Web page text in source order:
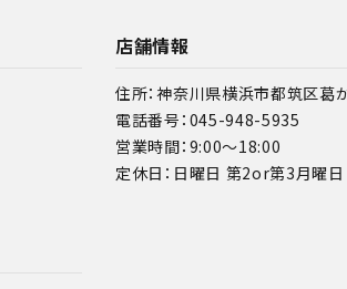
店舗情報
住所：神奈川県横浜市都筑区葛
電話番号：045-948-5935
営業時間：9:00～18:00
定休日：日曜日 第2or第3月曜日